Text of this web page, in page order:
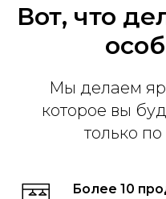
Вот, что
Мы делаем
которое вы
только
Более 10